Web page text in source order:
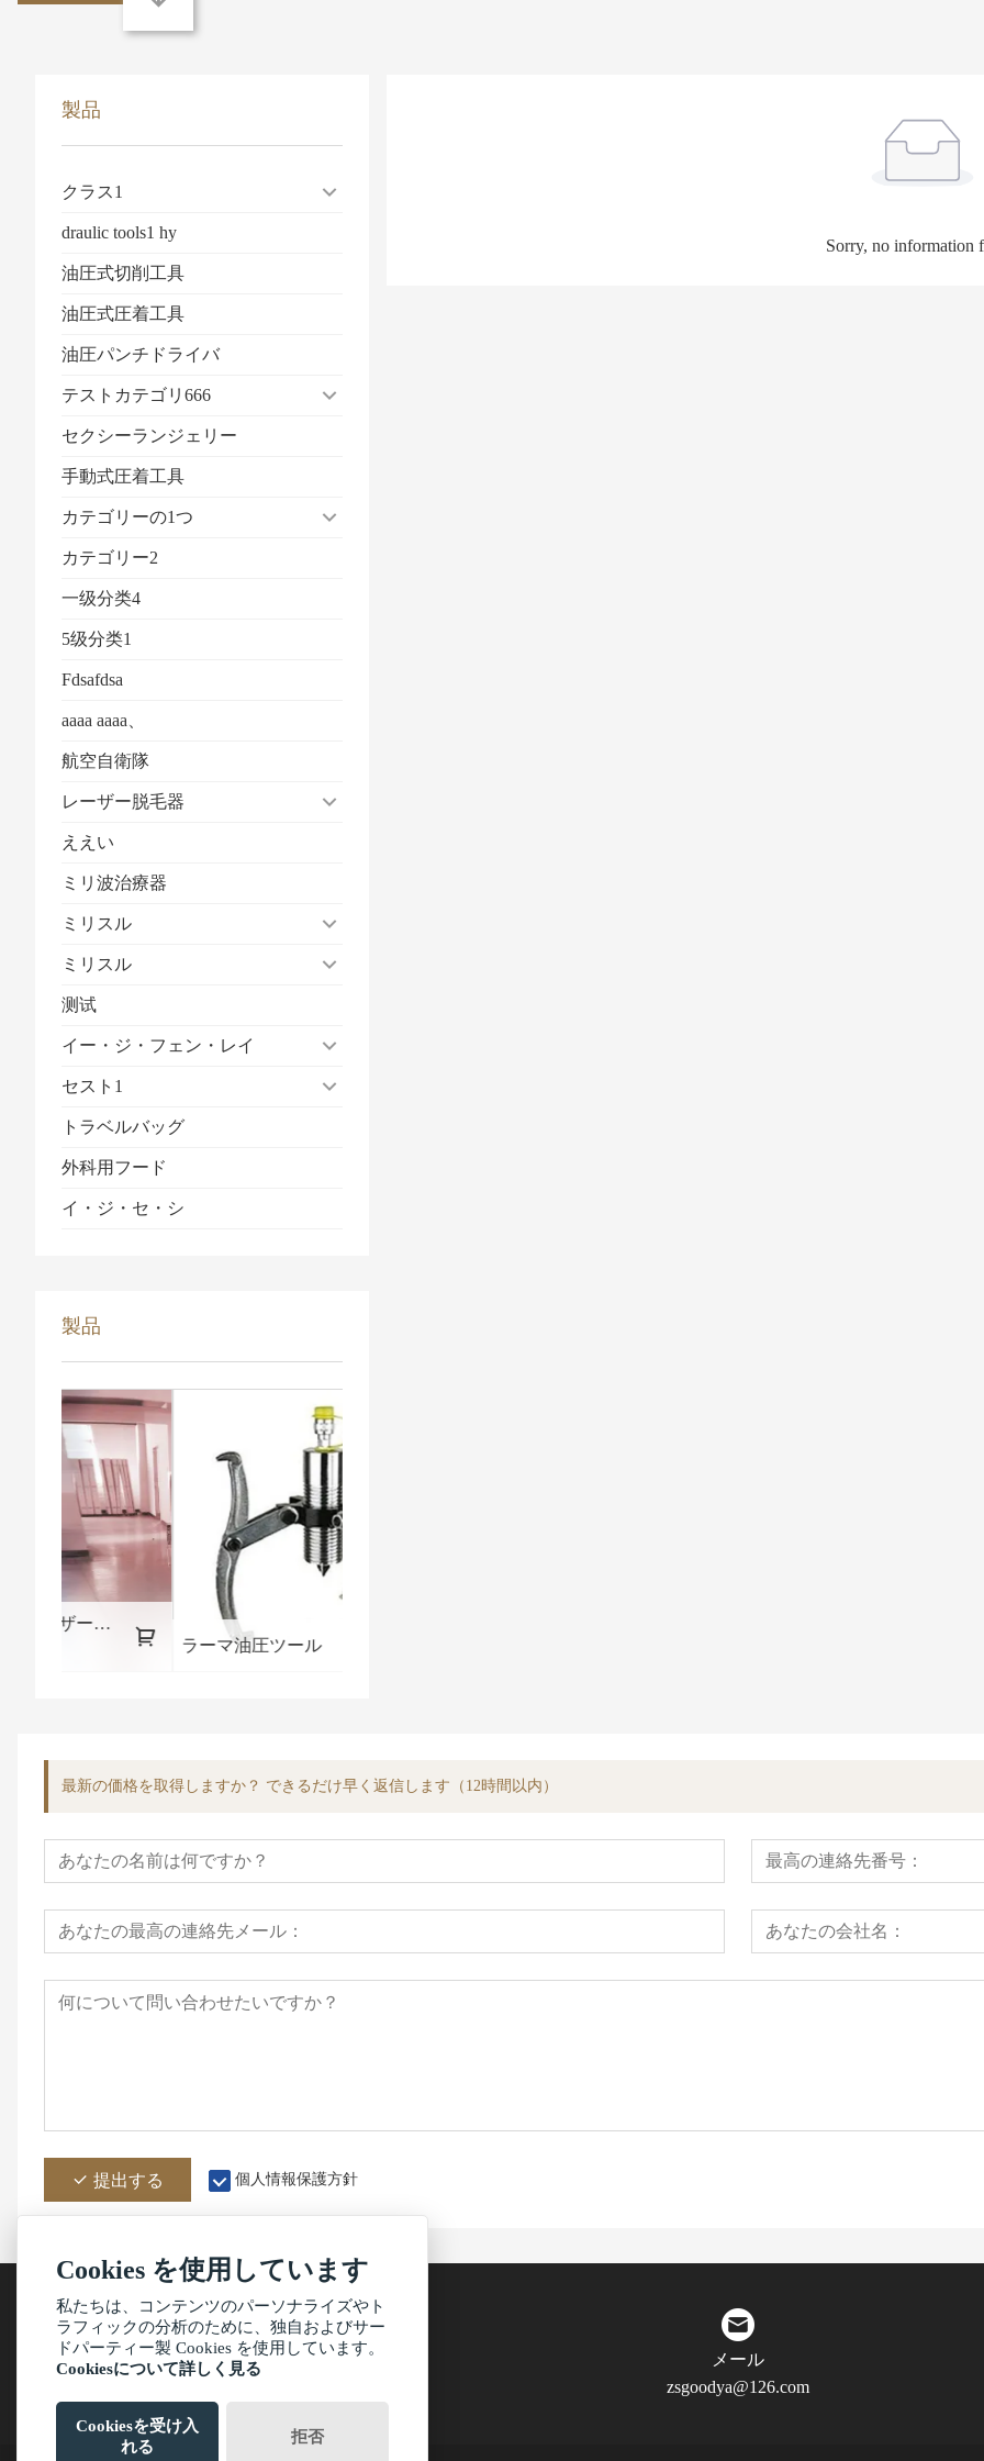
製品
クラス1
draulic tools1 hy
油圧式切削工具
油圧式圧着工具
油圧パンチドライバ
テストカテゴリ666
セクシーランジェリー
手動式圧着工具
カテゴリーの1つ
カテゴリー2
一级分类4
5级分类1
Fdsafdsa
aaaa aaaa、
航空自衛隊
レーザー脱毛器
ええい
ミリ波治療器
ミリスル
ミリスル
测试
イー・ジ・フェン・レイ
セスト1
トラベルバッグ
外科用フード
イ・ジ・セ・シ
製品
ラーマ油圧ツール
Sorry, no information
最新の価格を取得しますか？ できるだけ早く返信します（12時間以内）
提出する 個人情報保護方針
アドレス
メール
zsgoodya@126.com
Cookies を使用しています
私たちは、コンテンツのパーソナライズやト
ラフィックの分析のために、独自およびサー
ドパーティー製 Cookies を使用しています。
Cookiesについて詳しく見る
Cookiesを受け入
れる
拒否